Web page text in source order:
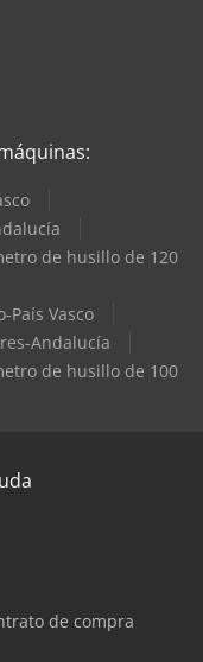
de husillo de 120
País Vasco
Andalucía
de husillo de 100
de compra